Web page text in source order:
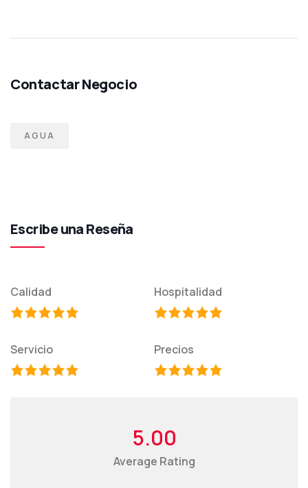
AGUA
Escribe una Reseña
Calidad Hospitalidad
Servicio Precios
5.00
Average Rating